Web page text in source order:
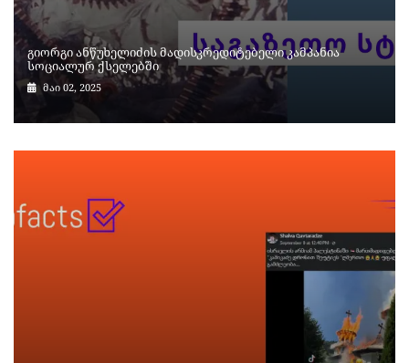
გიორგი ანწუხელიძის მადისკრედიტებელი კამპანია
სოციალურ ქსელებში
მაი 02, 2025